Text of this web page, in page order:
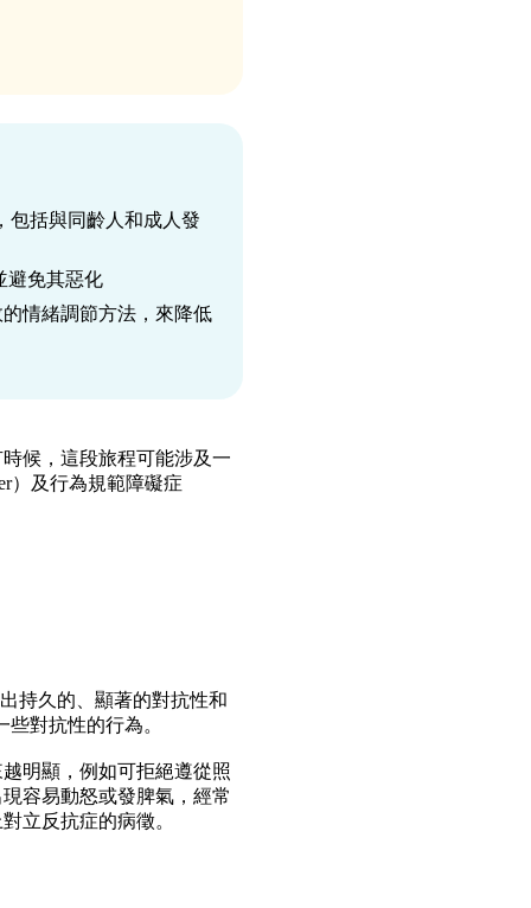
包括與同齡人和成人發
避免其惡化
情緒調節方法，來降低
候，這段旅程可能涉及一
）及行為規範障礙症
出持久的、顯著的對抗性和
對抗性的行為。
明顯，例如可拒絕遵從照
容易動怒或發脾氣，經常
立反抗症的病徵。